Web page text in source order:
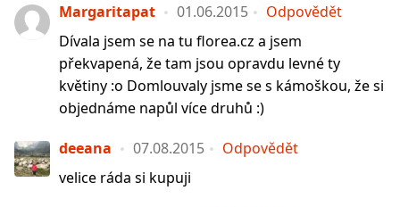
Margaritapat 01.06.2015
Odpovědět
Dívala jsem se na tu florea.cz a jsem
překvapená, že tam jsou opravdu levné ty
květiny :o Domlouvaly jsme se s kámoškou, že si
objednáme napůl více druhů :)
deeana 07.08.2015
Odpovědět
velice ráda si kupuji